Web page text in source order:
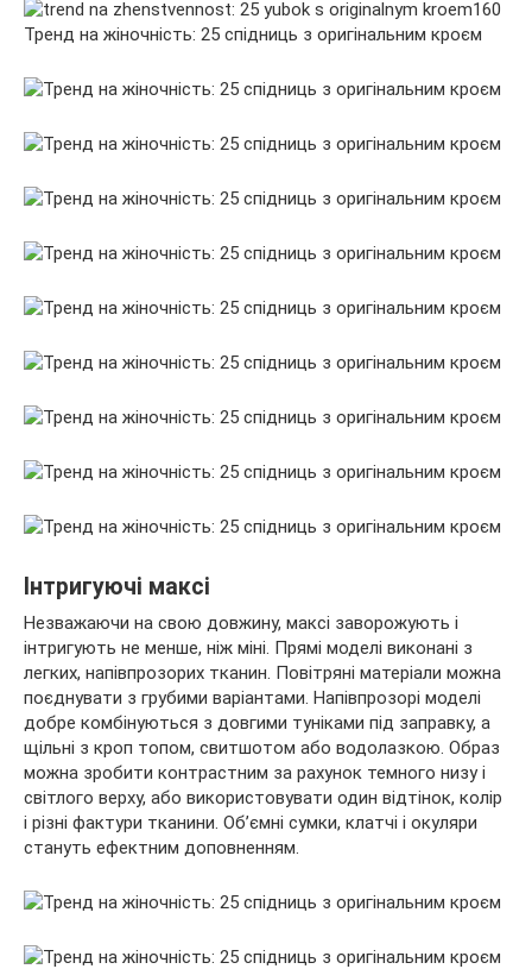
Інтригуючі максі
Незважаючи на свою довжину, максі заворожують і
інтригують не менше, ніж міні. Прямі моделі виконані з
легких, напівпрозорих тканин. Повітряні матеріали можна
поєднувати з грубими варіантами. Напівпрозорі моделі
добре комбінуються з довгими туніками під заправку, а
щільні з кроп топом, свитшотом або водолазкою. Образ
можна зробити контрастним за рахунок темного низу і
світлого верху, або використовувати один відтінок, колір
і різні фактури тканини. Об’ємні сумки, клатчі і окуляри
стануть ефектним доповненням.